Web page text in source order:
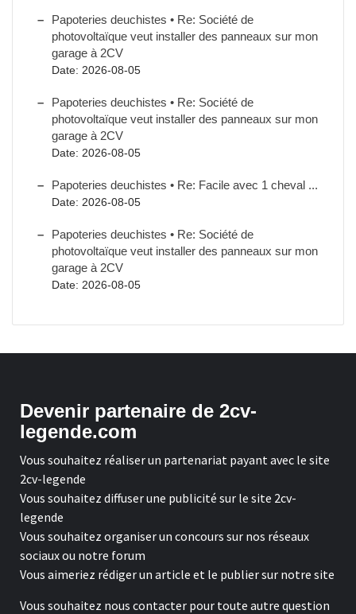
Papoteries deuchistes • Re: Société de
photovoltaïque veut installer des panneaux sur mon
garage à 2CV
Date: 2026-08-05
Papoteries deuchistes • Re: Société de
photovoltaïque veut installer des panneaux sur mon
garage à 2CV
Date: 2026-08-05
Papoteries deuchistes • Re: Facile avec 1 cheval ...
Date: 2026-08-05
Papoteries deuchistes • Re: Société de
photovoltaïque veut installer des panneaux sur mon
garage à 2CV
Date: 2026-08-05
Devenir partenaire de 2cv-
legende.com
Vous souhaitez réaliser un partenariat payant avec le site
2cv-legende
Vous souhaitez diffuser une publicité sur le site 2cv-
legende
Vous souhaitez organiser un concours sur nos réseaux
sociaux ou notre forum
Vous aimeriez rédiger un article et le publier sur notre site
Vous souhaitez nous contacter pour toute autre question